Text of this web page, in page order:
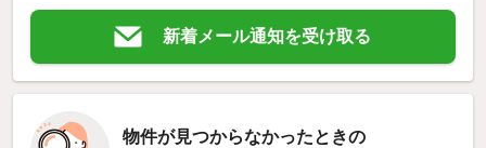
新着メール通知を受け取る
物件が見つからなかったときの